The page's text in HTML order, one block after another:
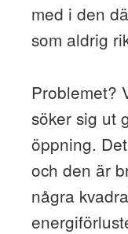
med i den
som aldrig
Problemet?
söker sig ut
öppning.
och den är
några